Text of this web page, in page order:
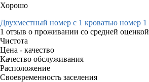
Хорошо
Двухместный номер с 1 кроватью номер 1
1 отзыв о проживании со средней оценкой
Чистота
Цена - качество
Качество обслуживания
Расположение
Своевременность заселения